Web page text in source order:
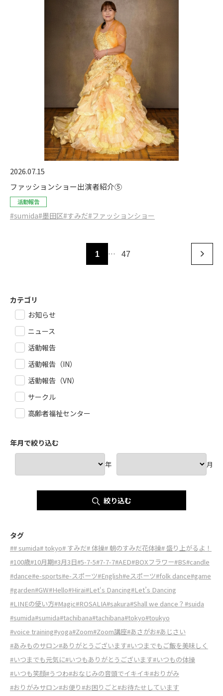
2026.07.15
ファッションショー出演者紹介⑤
活動報告
#sumida#墨田区#すみだ#ファッションショー
1 … 47
カテゴリ
お知らせ
ニュース
活動報告
活動報告（IN）
活動報告（VN）
サークル
高齢者福祉センター
年月で絞り込む
年 月
絞り込む
タグ
## sumida# tokyo# すみだ# 体操# 朝のすみだ花体操# 盛り上がるよ！
#100歳#10月期#3月3日#5-7-5#7-7-7#AED#BOXフラワー#BS#candle
#dance#e-sports#e-スポーツ#English#eスポーツ#folk dance#game
#garden#GW#Hello#Hirai#Let‘s Dancing#Let’s Dancing
#LINEの使い方#Magic#ROSALIA#sakura#Shall we dance？ #suida
#sumida#sumida#tachibana#tachibana#tokyo#toukyo
#voice training#yoga#Zoom#Zoom講座#あさがお#あじさい
#あみものサロン#ありがとうございます#いつまでもご飯を美味しく
#いつまでも元気に#いつもありがとうございます#いつもの体操
#いつも笑顔#うつわ#おなじみの音頭でイキイキ#おりがみ
#おりがみサロン#お便り#お困りごと#お待たせしています